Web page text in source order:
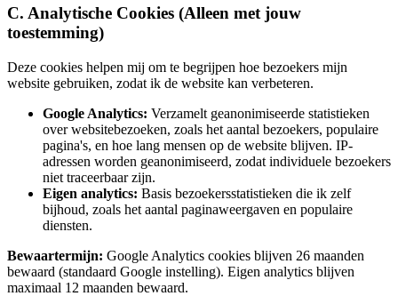
C. Analytische Cookies (Alleen met jouw
toestemming)
Deze cookies helpen mij om te begrijpen hoe bezoekers mijn
website gebruiken, zodat ik de website kan verbeteren.
Google Analytics: Verzamelt geanonimiseerde statistieken
over websitebezoeken, zoals het aantal bezoekers, populaire
pagina's, en hoe lang mensen op de website blijven. IP-
adressen worden geanonimiseerd, zodat individuele bezoekers
niet traceerbaar zijn.
Eigen analytics: Basis bezoekersstatistieken die ik zelf
bijhoud, zoals het aantal paginaweergaven en populaire
diensten.
Bewaartermijn: Google Analytics cookies blijven 26 maanden
bewaard (standaard Google instelling). Eigen analytics blijven
maximaal 12 maanden bewaard.